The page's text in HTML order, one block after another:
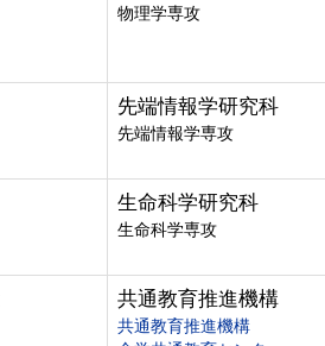
物理学専攻
先端情報学研究科
先端情報学専攻
生命科学研究科
生命科学専攻
共通教育推進機構
共通教育推進機構